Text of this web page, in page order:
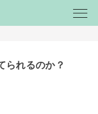
られるのか？